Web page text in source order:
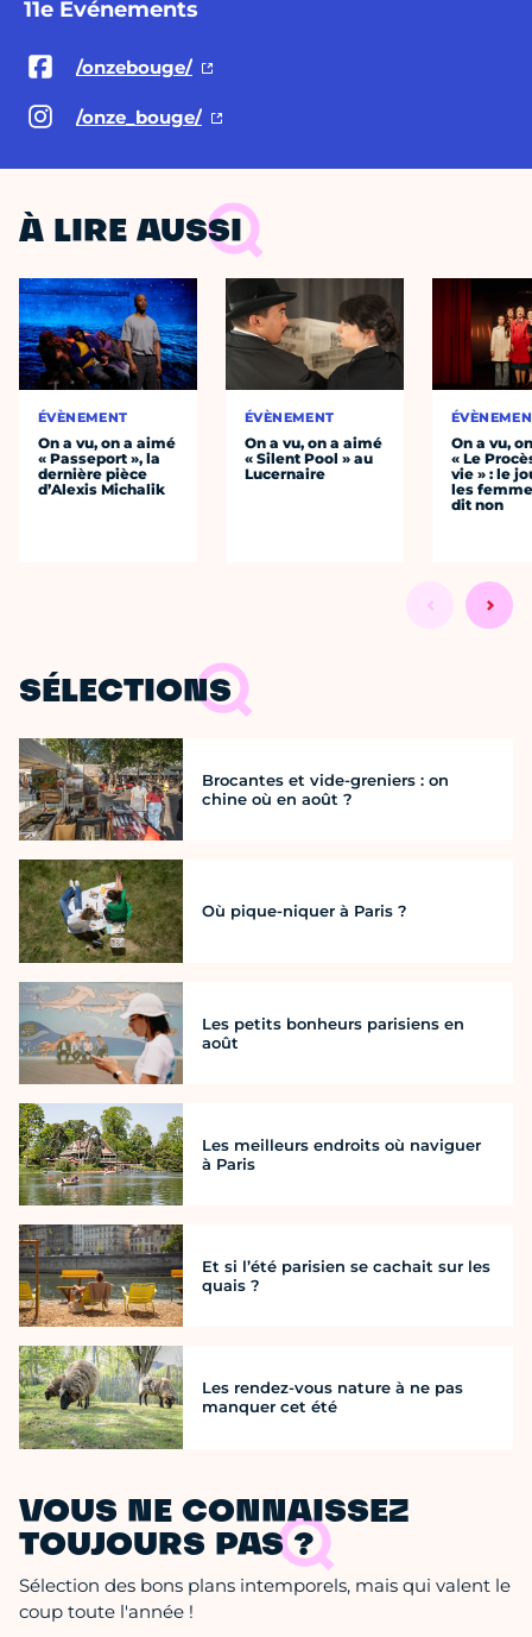
11e Événements
/onzebouge/
/onze_bouge/
À LIRE AUSSI
ÉVÈNEMENT
On a vu, on a aimé
« Passeport », la
dernière pièce
d’Alexis Michalik
ÉVÈNEMENT
On a vu, on a aimé
« Silent Pool » au
Lucernaire
On a vu,
« Le
vie » : le
les
dit non
SÉLECTIONS
Brocantes et vide-greniers : on
chine où en août ?
Où pique-niquer à Paris ?
Les petits bonheurs parisiens en
août
Les meilleurs endroits où naviguer
à Paris
Et si l’été parisien se cachait sur les
quais ?
Les rendez-vous nature à ne pas
manquer cet été
VOUS NE CONNAISSEZ
TOUJOURS PAS ?
Sélection des bons plans intemporels, mais qui valent le
coup toute l'année !